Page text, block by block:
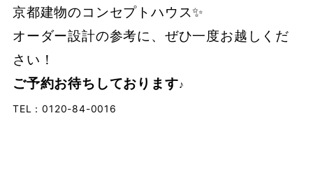
京都建物のコンセプトハウス✨
オーダー設計の参考に、ぜひ一度お越しくだ
さい！
ご予約お待ちしております♪
TEL：0120-84-0016